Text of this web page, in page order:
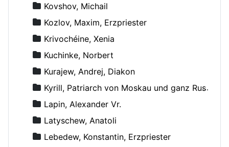
Kovshov, Michail
Kozlov, Maxim, Erzpriester
Krivochéine, Xenia
Kuchinke, Norbert
Kurajew, Andrej, Diakon
Kyrill, Patriarch von Moskau und ganz Russland
Lapin, Alexander Vr.
Latyschew, Anatoli
Lebedew, Konstantin, Erzpriester